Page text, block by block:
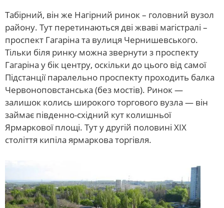
Табірний, він же Нагірний ринок – головний вузол
району. Тут перетинаються дві жваві магістралі –
проспект Гагаріна та вулиця Чернишевського.
Тільки біля ринку можна звернути з проспекту
Гагаріна у бік центру, оскільки до цього від самої
Підстанції паралельно проспекту проходить балка
Червоноповстанська (без мостів). Ринок —
залишок колись широкого торгового вузла — він
займає південно-східний кут колишньої
Ярмаркової площі. Тут у другій половині ХІХ
століття кипіла ярмаркова торгівля.